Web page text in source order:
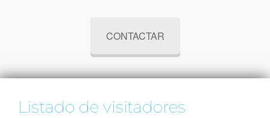
CONTACTAR
Listado de visitadores